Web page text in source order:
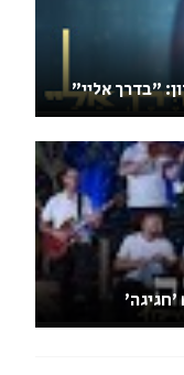
"בדרך אליי"
'חגיגה'